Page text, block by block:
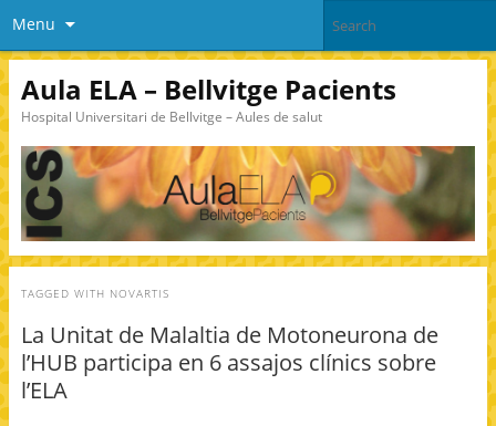
Menu
Aula ELA – Bellvitge Pacients
Hospital Universitari de Bellvitge – Aules de salut
TAGGED WITH NOVARTIS
La Unitat de Malaltia de Motoneurona de
l’HUB participa en 6 assajos clínics sobre
l’ELA